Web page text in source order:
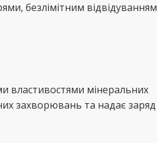
безлімітним відвідуванням
властивостями мінеральних
захворювань та надає заряд